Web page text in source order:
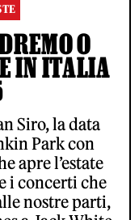
O
IN ITALIA
Siro, la data
Park con
apre l’estate
i concerti che
nostre parti,